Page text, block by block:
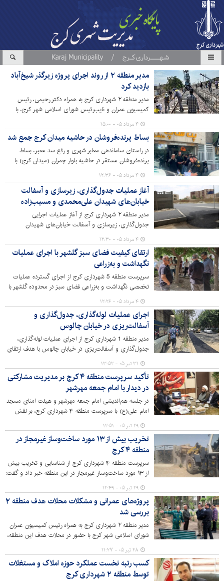
مدیر منطقه ۲ از روند اجرای پروژه زیرگذر شیخ‌آباد
بازدید کرد
مدیر منطقه ۲ شهرداری کرج به همراه دکتر رحیمی، رئیس
کمیسیون عمران و نایب‌رئیس شورای اسلامی شهر کرج، با
حضور در محل اجرای پروژه زیرگذر شیخ‌آباد، از روند پیشرفت
عملیات عمرانی این پروژه بازدید کردند.
۴ مرداد ۰۵ - ۱۵:۰۰
بساط پرنده‌فروشان در حاشیه میدان کرج جمع شد
در راستای ساماندهی معابر شهری و رفع سد معبر، بساط
پرنده‌فروشان مستقر در حاشیه بلوار چمران (میدان کرج) با
دستور شهردار کرج و پس از اخذ احکام قضایی، توسط حوزه
خدمات شهری منطقه ۱۰ شهرداری کرج جمع‌آوری شد.
۴ مرداد ۰۵ - ۱۲:۳۶
آغاز عملیات جدول‌گذاری، زیرسازی و آسفالت
خیابان‌های شهیدان علی‌محمدی و مسیب‌زاده
مدیر منطقه ۲ شهرداری کرج از آغاز عملیات اجرایی
جدول‌گذاری، زیرسازی و آسفالت خیابان‌های شهیدان
علی‌محمدی و مسیب‌زاده خبر داد و این اقدام را در راستای
بهبود زیرساخت‌های شهری، ارتقای ایمنی تردد و افزایش
رضایتمندی شهروندان عنوان کرد.
۴ مرداد ۰۵ - ۱۲:۳۰
ارتقای کیفیت فضای سبز گلشهر با اجرای عملیات
نگهداشت و به‌زراعی
سرپرست منطقه 5 شهرداری کرج از اجرای گسترده عملیات
تخصصی نگهداشت و به‌زراعی فضای سبز در محدوده گلشهر با
هدف ارتقای کیفیت محیط شهری و حفظ شادابی پوشش
گیاهی خبر داد.
۴ مرداد ۰۵ - ۱۲:۲۶
اجرای عملیات لوله‌گذاری، جدول‌گذاری و
آسفالت‌ریزی در خیابان چالوس
مدیر منطقه 1 شهرداری کرج از اجرای عملیات لوله‌گذاری،
جدول‌گذاری و آسفالت‌ریزی در خیابان چالوس با هدف ارتقای
زیرساخت‌های شهری و بهبود تردد شهروندان خبر داد.
۳۱ تیر ۰۵ - ۱۳:۵۲
تأکید سرپرست منطقه ۴ کرج بر مدیریت مشارکتی
در دیدار با امام جمعه مهرشهر
در جلسه هم‌اندیشی امام جمعه مهرشهر و هیئت امنای مسجد
امام علی(ع) با سرپرست منطقه ۴ شهرداری کرج، بر نقش
کلیدی تعامل نهادهای مذهبی و مدیریت شهری در تسهیل
پروژه‌ها، ارتقای خدمات و تحقق توسعه پایدار شهری تأکید
شد.
۲۹ تیر ۰۵ - ۱۲:۵۱
تخریب بیش از ۱۳ مورد ساخت‌وساز غیرمجاز در
منطقه ۴ کرج
سرپرست منطقه ۴ شهرداری کرج از شناسایی و تخریب بیش
از ۱۳ مورد ساخت‌وساز غیرمجاز در این منطقه خبر داد و گفت:
این ساخت‌وسازها بیشتر در اراضی کشاورزی با قصد تغییر
کاربری انجام شده بودند که با همکاری جهاد کشاورزی و
نیروی انتظامی تخریب شدند.
۲۹ تیر ۰۵ - ۱۲:۴۹
پروژه‌های عمرانی و مشکلات محلات هدف منطقه ۲
بررسی شد
مدیر منطقه ۲ شهرداری کرج به همراه رئیس کمیسیون عمران
شورای اسلامی شهر کرج با حضور در محلات هدف این منطقه،
از پروژه‌های عمرانی در حال اجرا بازدید و به‌صورت چهره‌به‌چهره
با شهروندان دیدار و گفت‌وگو کرد.
۲۸ تیر ۰۵ - ۱۱:۲۷
کسب رتبه نخست عملکرد حوزه املاک و مستغلات
توسط منطقه ۲ شهرداری کرج